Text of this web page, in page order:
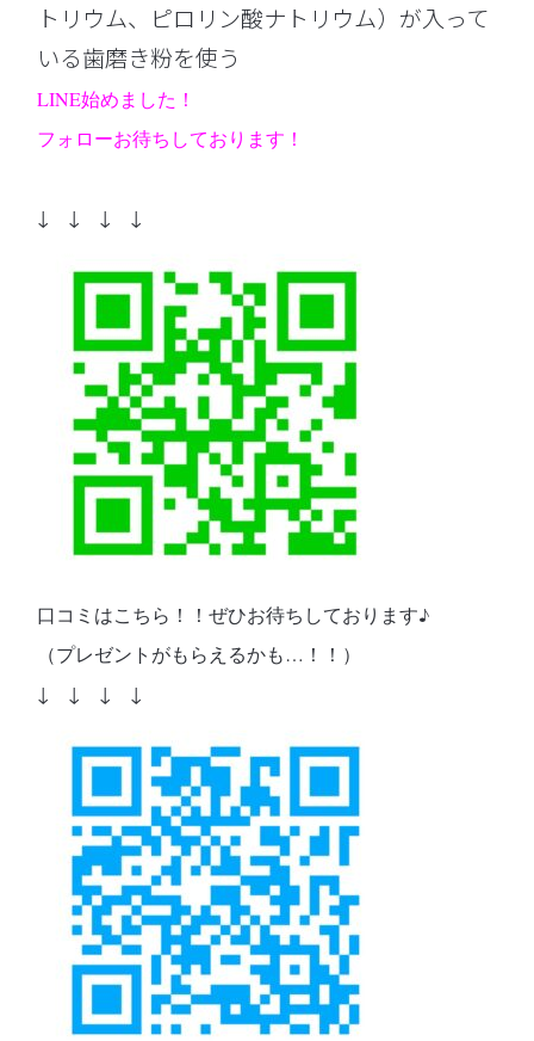
トリウム、ピロリン酸ナトリウム）が入って
いる歯磨き粉を使う
LINE始めました！
フォローお待ちしております！
↓ ↓ ↓ ↓
口コミはこちら！！ぜひお待ちしております♪
（プレゼントがもらえるかも…！！）
↓ ↓ ↓ ↓